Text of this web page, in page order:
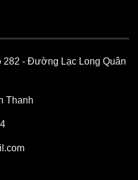
282 - Đường Lạc Long Quân
Thanh